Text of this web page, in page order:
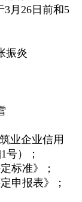
3月26日前和5
振炎
业企业信用
号）；
标准》；
申报表》；